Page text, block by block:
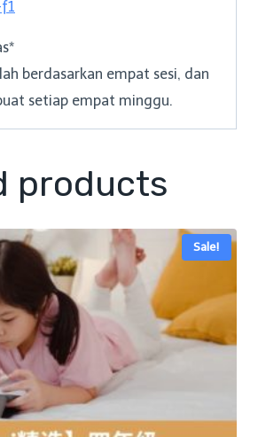
berdasarkan empat sesi, dan
setiap empat minggu.
products
Sale!